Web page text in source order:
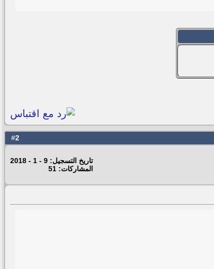
2
تاريخ التسجيل: 9 - 1 - 2018
المشاركات: 51